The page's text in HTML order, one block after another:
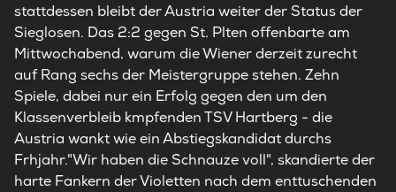
stattdessen bleibt der Austria weiter der Status der
Sieglosen. Das 2:2 gegen St. Plten offenbarte am
Mittwochabend, warum die Wiener derzeit zurecht
auf Rang sechs der Meistergruppe stehen. Zehn
Spiele, dabei nur ein Erfolg gegen den um den
Klassenverbleib kmpfenden TSV Hartberg - die
Austria wankt wie ein Abstiegskandidat durchs
Frhjahr."Wir haben die Schnauze voll", skandierte der
harte Fankern der Violetten nach dem enttuschenden